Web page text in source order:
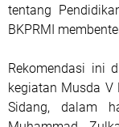
tentang
BKPRMI
Rekomendasi ini
kegiatan Musda V
Sidang, dalam